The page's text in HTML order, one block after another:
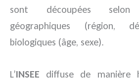
sont découpées
géographiques (région,
biologiques (âge, sexe).
L’INSEE diffuse de manière